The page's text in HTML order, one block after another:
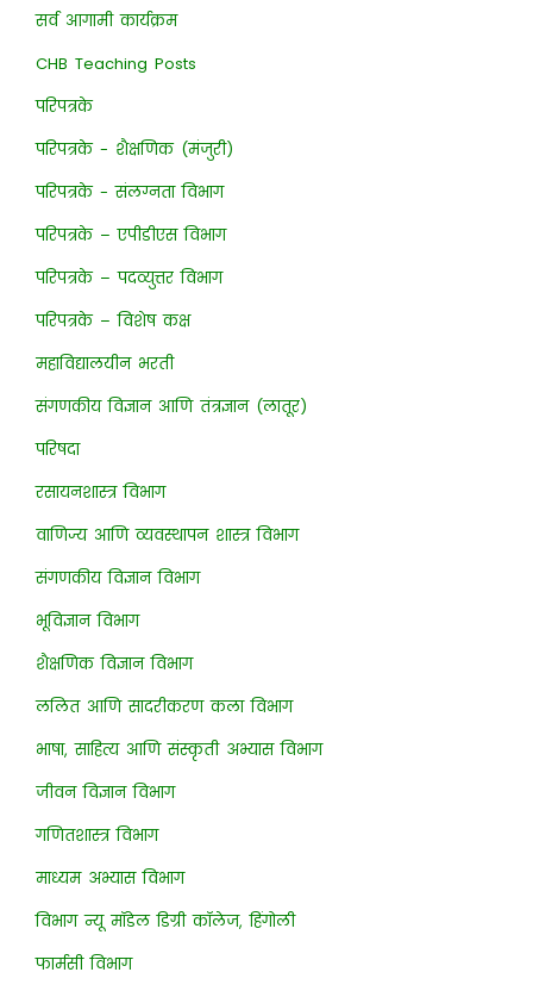
सर्व आगामी कार्यक्रम
CHB Teaching Posts
परिपत्रके
परिपत्रके - शैक्षणिक (मंजुरी)
परिपत्रके - संलग्नता विभाग
परिपत्रके – एपीडीएस विभाग
परिपत्रके – पदव्युत्तर विभाग
परिपत्रके – विशेष कक्ष
महाविद्यालयीन भरती
संगणकीय विज्ञान आणि तंत्रज्ञान (लातूर)
परिषदा
रसायनशास्त्र विभाग
वाणिज्य आणि व्यवस्थापन शास्त्र विभाग
संगणकीय विज्ञान विभाग
भूविज्ञान विभाग
शैक्षणिक विज्ञान विभाग
ललित आणि सादरीकरण कला विभाग
भाषा, साहित्य आणि संस्कृती अभ्यास विभाग
जीवन विज्ञान विभाग
गणितशास्त्र विभाग
माध्यम अभ्यास विभाग
विभाग न्यू मॉडेल डिग्री कॉलेज, हिंगोली
फार्मसी विभाग